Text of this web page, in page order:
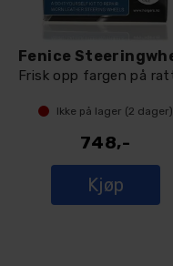
Ikke på lager (2 dager)
748,-
Kjøp